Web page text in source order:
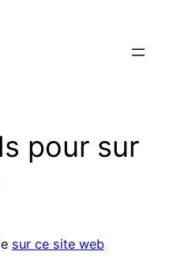
pour sur
sur ce site web